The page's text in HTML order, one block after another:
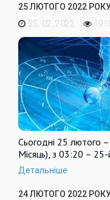
25 ЛЮТОГО 2022
25. 02. 2022
Сьогодні 25 лютого
Місяць), з 03:20 – 25-
Детальніше
24 ЛЮТОГО 2022